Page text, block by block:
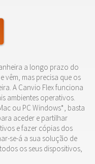
a longo prazo do
vêm, mas precisa que os
A Canvio Flex funciona
ambientes operativos.
ou PC Windows*, basta
aceder e partilhar
e fazer cópias dos
se-á a sua solução de
os seus dispositivos,